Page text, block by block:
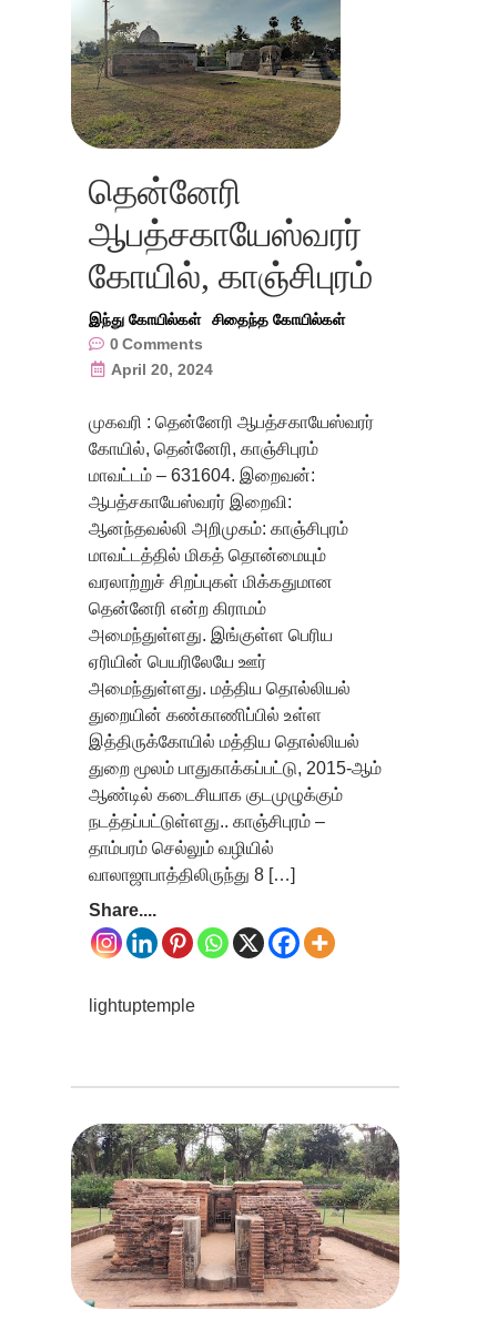
தென்னேரி
ஆபத்சகாயேஸ்வரர்
கோயில், காஞ்சிபுரம்
இந்து கோயில்கள்
சிதைந்த கோயில்கள்
0Comments
April 20, 2024
முகவரி : தென்னேரி ஆபத்சகாயேஸ்வரர்
கோயில், தென்னேரி, காஞ்சிபுரம்
மாவட்டம் – 631604. இறைவன்:
ஆபத்சகாயேஸ்வரர் இறைவி:
ஆனந்தவல்லி அறிமுகம்: காஞ்சிபுரம்
மாவட்டத்தில் மிகத் தொன்மையும்
வரலாற்றுச் சிறப்புகள் மிக்கதுமான
தென்னேரி என்ற கிராமம்
அமைந்துள்ளது. இங்குள்ள பெரிய
ஏரியின் பெயரிலேயே ஊர்
அமைந்துள்ளது. மத்திய தொல்லியல்
துறையின் கண்காணிப்பில் உள்ள
இத்திருக்கோயில் மத்திய தொல்லியல்
துறை மூலம் பாதுகாக்கப்பட்டு, 2015-ஆம்
ஆண்டில் கடைசியாக குடமுழுக்கும்
நடத்தப்பட்டுள்ளது.. காஞ்சிபுரம் –
தாம்பரம் செல்லும் வழியில்
வாலாஜாபாத்திலிருந்து 8 […]
Share....
lightuptemple